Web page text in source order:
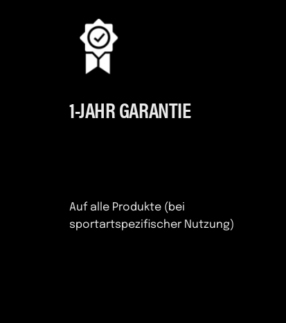
1-JAHR GARANTIE
Auf alle Produkte (bei
sportartspezifischer Nutzung)